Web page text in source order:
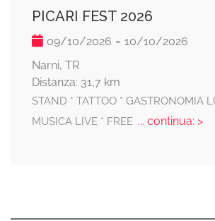
PICARI FEST 2026
09/10/2026 - 10/10/2026
Narni, TR
Distanza: 31,7 km
STAND * TATTOO * GASTRONOMIA
MUSICA LIVE * FREE... continua: >